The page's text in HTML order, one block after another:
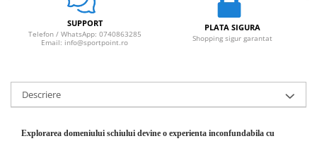
Jachete
Imbracaminte de corp
Bandane
Manusi
SUPPORT
Telefon / WhatsApp: 0740863285
Email: info@sportpoint.ro
PLATA SIGURA
Shopping sigur garantat
Descriere
Explorarea domeniului schiului devine o experienta inconfundabila cu